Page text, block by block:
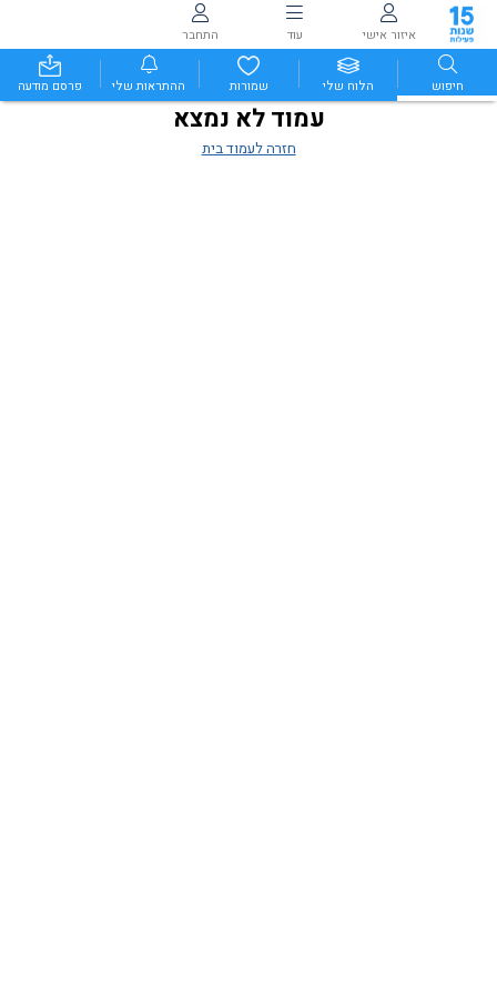
איזור אישי עוד התחבר
חיפוש הלוח שלי שמורות ההתראות שלי פרסם מודעה
עמוד לא נמצא
חזרה לעמוד בית